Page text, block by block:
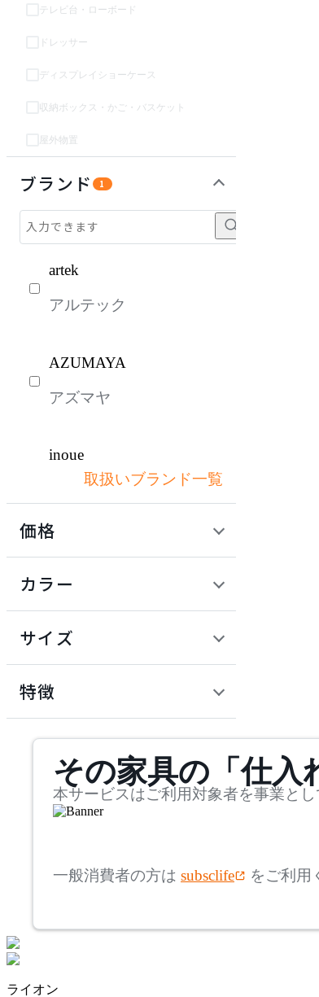
テレビ台・ローボード
ドレッサー
ディスプレイショーケース
収納ボックス・かご・バスケット
屋外物置
ブランド 1
artek
アルテック
AZUMAYA
アズマヤ
inoue
イノウエ
イトーキ
KOKUYO
ライオン
取扱いブランド一覧
価格
カラー
サイズ
mm
検索
~
~
特徴
その家具の「仕入
本サービスはご利用対象者を事業と
一般消費者の方は subsclife をご利用
ライオン